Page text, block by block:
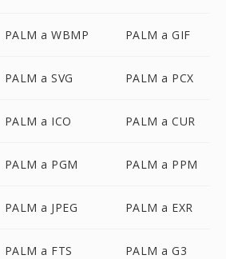
PALM a WBMP PALM a GIF
PALM a SVG PALM a PCX
PALM a ICO PALM a CUR
PALM a PGM PALM a PPM
PALM a JPEG PALM a EXR
PALM a FTS PALM a G3